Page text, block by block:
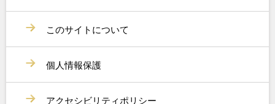
このサイトについて
個人情報保護
アクセシビリティポリシー